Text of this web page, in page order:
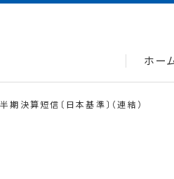
ホー
決算短信〔日本基準〕（連結）